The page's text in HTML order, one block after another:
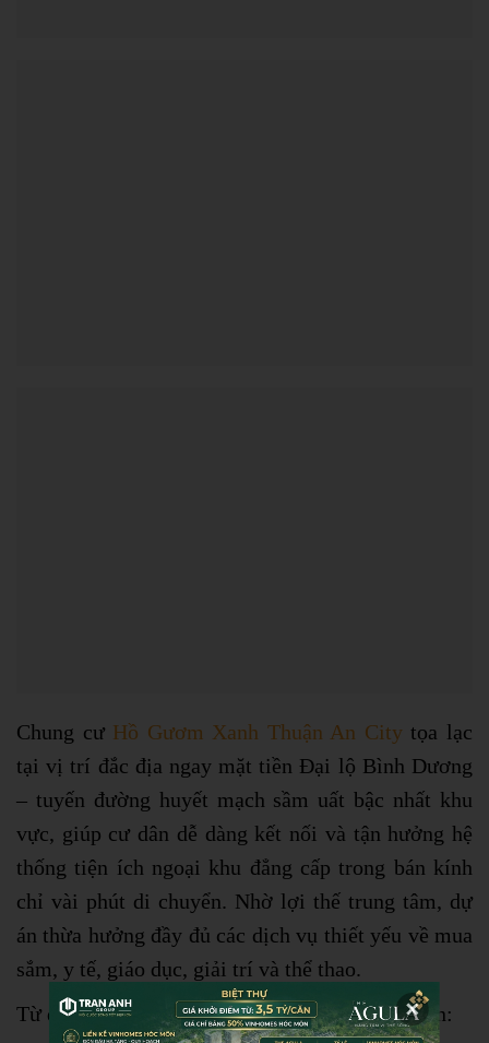
Chung cư Hồ Gươm Xanh Thuận An City tọa lạc
tại vị trí đắc địa ngay mặt tiền Đại lộ Bình Dương
– tuyến đường huyết mạch sầm uất bậc nhất khu
vực, giúp cư dân dễ dàng kết nối và tận hưởng hệ
thống tiện ích ngoại khu đẳng cấp trong bán kính
chỉ vài phút di chuyển. Nhờ lợi thế trung tâm, dự
án thừa hưởng đầy đủ các dịch vụ thiết yếu về mua
sắm, y tế, giáo dục, giải trí và thể thao.
Từ dự án, cư dân có thể nhanh chóng kết nối đến: